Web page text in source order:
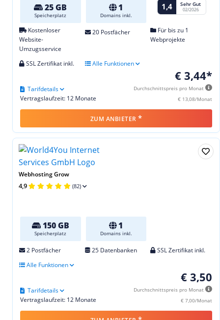
25 GB
Speicherplatz
1
Domains inkl.
1,4 Sehr Gut
02/2026
Kostenloser
Website-
Umzugsservice
20 Postfächer
Für bis zu 1
Webprojekte
SSL Zertifikat inkl. Alle Funktionen
€ 3,44*
Durchschnittspreis pro Monat
€ 13,08/Monat
Vertragslaufzeit: 12 Monate
Tarifdetails
ZUM ANBIETER *
Webhosting Grow
4,9 (82)
150 GB
Speicherplatz
1
Domains inkl.
2 Postfächer 25 Datenbanken
SSL Zertifikat inkl.
Alle Funktionen
€ 3,50
Durchschnittspreis pro Monat
€ 7,00/Monat
Vertragslaufzeit: 12 Monate
Tarifdetails